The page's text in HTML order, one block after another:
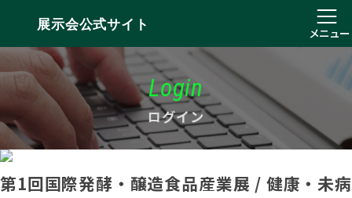
展示会公式サイト
メニュー
Login
ログイン
第1回国際発酵・醸造食品産業展 / 健康・未病